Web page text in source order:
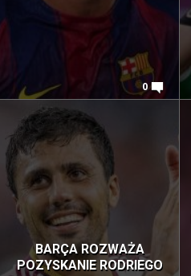
0
BARÇA ROZWAŻA
POZYSKANIE RODRIEGO